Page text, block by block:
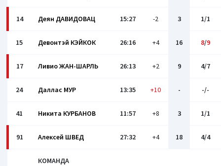
14 Деян ДАВИДОВАЦ 15:27 -2 3 1/1
15 Девонтэй КЭЙКОК 26:16 +4 16 8/9
17 Ливио ЖАН-ШАРЛЬ 26:13 +2 9 4/7
24 Даллас МУР 13:35 +10 - -/-
41 Никита КУРБАНОВ 11:57 +8 3 1/1
91 Алексей ШВЕД 27:32 +4 18 4/4
КОМАНДА